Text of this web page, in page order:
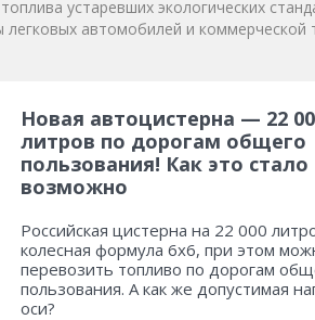
устаревших экологических
автомобилей и коммерческой
Новая автоцистерна — 22
литров по дорогам общего
пользования! Как это стало
возможно
Российская цистерна на 22 000
колесная формула 6х6, при этом
перевозить топливо по дорогам
пользования. А как же допустимая
оси?